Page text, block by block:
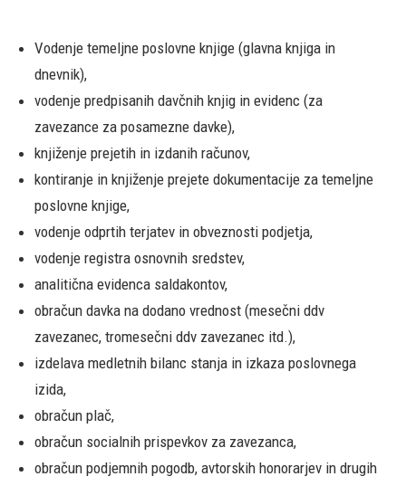
Vodenje temeljne poslovne knjige (glavna knjiga in
dnevnik),
vodenje predpisanih davčnih knjig in evidenc (za
zavezance za posamezne davke),
knjiženje prejetih in izdanih računov,
kontiranje in knjiženje prejete dokumentacije za temeljne
poslovne knjige,
vodenje odprtih terjatev in obveznosti podjetja,
vodenje registra osnovnih sredstev,
analitična evidenca saldakontov,
obračun davka na dodano vrednost (mesečni ddv
zavezanec, tromesečni ddv zavezanec itd.),
izdelava medletnih bilanc stanja in izkaza poslovnega
izida,
obračun plač,
obračun socialnih prispevkov za zavezanca,
obračun podjemnih pogodb, avtorskih honorarjev in drugih